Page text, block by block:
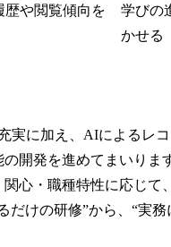
歴や閲覧傾向を
学びの
かせる
実に加え、AIによるレ
開発を進めてまいりま
心・職種特性に応じて
だけの研修”から、“実